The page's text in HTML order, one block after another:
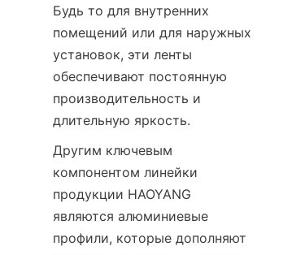
Будь то для внутренних
помещений или для наружных
установок, эти ленты
обеспечивают постоянную
производительность и
длительную яркость.
Другим ключевым
компонентом линейки
продукции HAOYANG
являются алюминиевые
профили, которые дополняют